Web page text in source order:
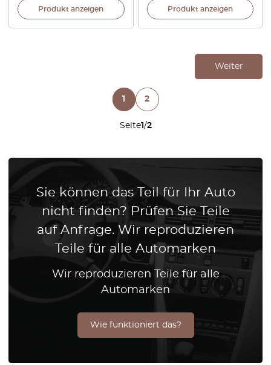
Produkt anzeigen Produkt anzeigen
Seite1/2
Weiter
1 2
Sie können das Teil für Ihr Auto
nicht finden? Prüfen Sie Teile
auf Anfrage. Wir reproduzieren
Teile für alle Automarken
Wir reproduzieren Teile für alle
Automarken
Wie funktioniert das?